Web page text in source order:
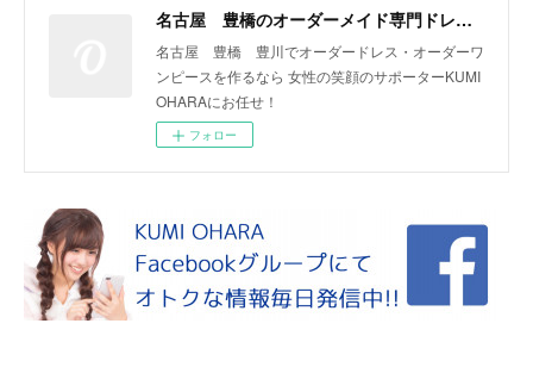
名古屋 豊橋のオーダーメイド専門ドレスデザイナー KUMI OHARA
名古屋 豊橋 豊川でオーダードレス・オーダーワ
ンピースを作るなら 女性の笑顔のサポーターKUMI
OHARAにお任せ！
フォロー